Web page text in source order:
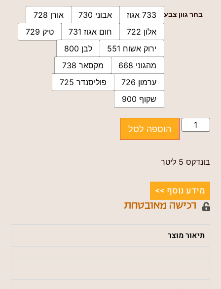
בחר גוון צבע 733 אגוז אבוני 730
אורן 728
אלון 722
חום אגוז 731
טיק 729
ירוק אשוח 551
לבן 800
מהגוני 668
מקסאר 738
ערמון 726
פוליסנדר 725
שקוף 900
הוספה לסל
בונדקס 5 ליטר
מידע נוסף >>
רכישה מאובטחת
תיאור מוצר